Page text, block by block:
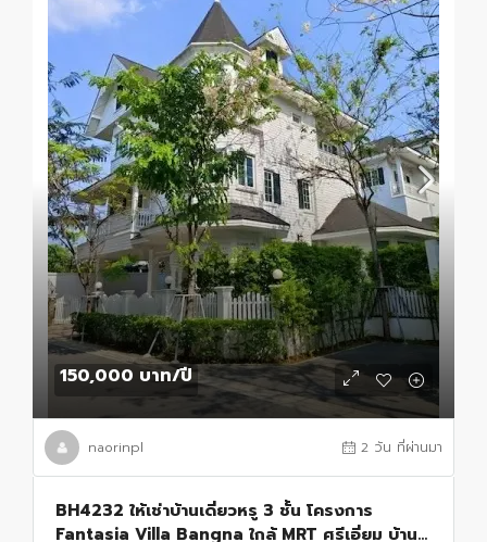
150,000 บาท/ปี
naorinpl 2 วัน ที่ผ่านมา
BH4232 ให้เช่าบ้านเดี่ยวหรู 3 ชั้น โครงการ
Fantasia Villa Bangna ใกล้ MRT ศรีเอี่ยม บ้าน